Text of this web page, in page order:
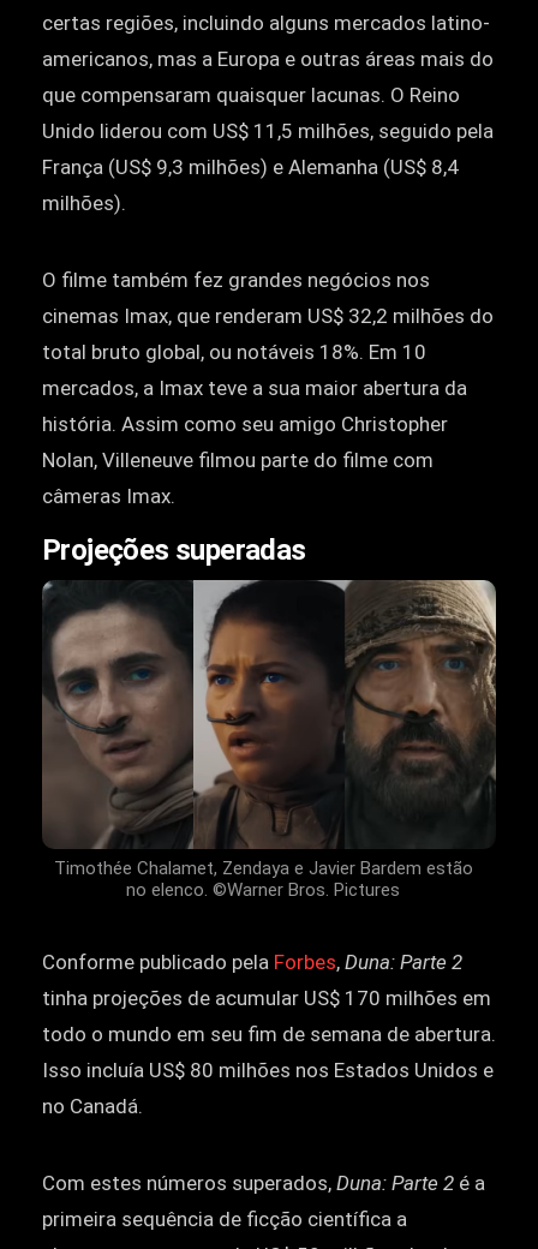
certas regiões, incluindo alguns mercados latino-
americanos, mas a Europa e outras áreas mais do
que compensaram quaisquer lacunas. O Reino
Unido liderou com US$ 11,5 milhões, seguido pela
França (US$ 9,3 milhões) e Alemanha (US$ 8,4
milhões).
O filme também fez grandes negócios nos
cinemas Imax, que renderam US$ 32,2 milhões do
total bruto global, ou notáveis ​​18%. Em 10
mercados, a Imax teve a sua maior abertura da
história. Assim como seu amigo Christopher
Nolan, Villeneuve filmou parte do filme com
câmeras Imax.
Projeções superadas
Timothée Chalamet, Zendaya e Javier Bardem estão
no elenco. ©Warner Bros. Pictures
Conforme publicado pela Forbes, Duna: Parte 2
tinha projeções de acumular US$ 170 milhões em
todo o mundo em seu fim de semana de abertura.
Isso incluía US$ 80 milhões nos Estados Unidos e
no Canadá.
Com estes números superados, Duna: Parte 2 é a
primeira sequência de ficção científica a